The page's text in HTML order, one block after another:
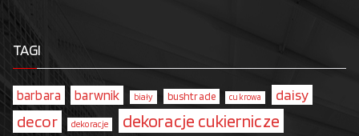
TAGI
barbara barwnik biały bushtrade cukrowa daisy
decor dekoracje dekoracje cukiernicze